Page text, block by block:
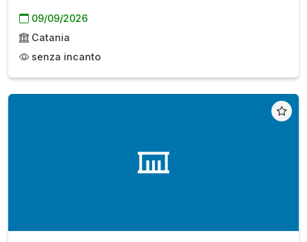
09/09/2026
Catania
senza incanto